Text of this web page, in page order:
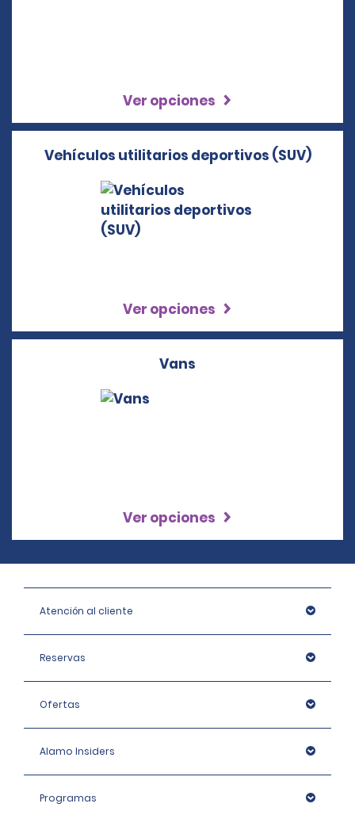
Ver opciones
Vehículos utilitarios deportivos (SUV)
Ver opciones
Vans
Ver opciones
Atención al cliente
Reservas
Ofertas
Alamo Insiders
Programas